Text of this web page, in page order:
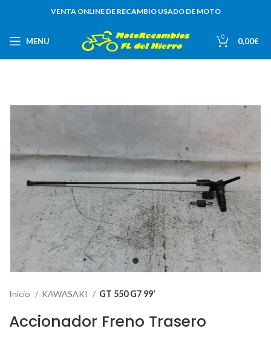
VENTA ONLINE DE RECAMBIO USADO DE MOTO
MENU 0 0,00€
Inicio KAWASAKI GT 550 G7 99'
Accionador Freno Trasero